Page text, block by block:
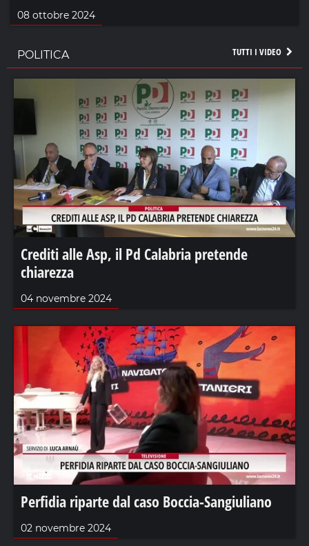
08 ottobre 2024
TUTTI I VIDEO
POLITICA
Crediti alle Asp, il Pd Calabria pretende
chiarezza
04 novembre 2024
Perfidia riparte dal caso Boccia-Sangiuliano
02 novembre 2024